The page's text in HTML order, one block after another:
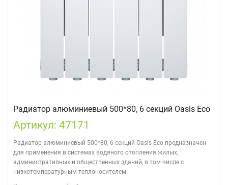
Радиатор алюминиевый 500*80, 6 секций Oasis Eco
Артикул: 47171
Радиатор алюминиевый 500*80, 6 секций Oasis Eco предназначен
для применения в системах водяного отопления жилых,
административных и общественных зданий, в том числе с
низкотемпературным теплоносителем